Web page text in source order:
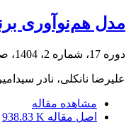
مدل هم‌نوآوری
دوره 17، شماره 2، 1404، صفحه
علیرضا نانکلی، نادر
مشاهده مقاله
اصل مقاله 938.83 K